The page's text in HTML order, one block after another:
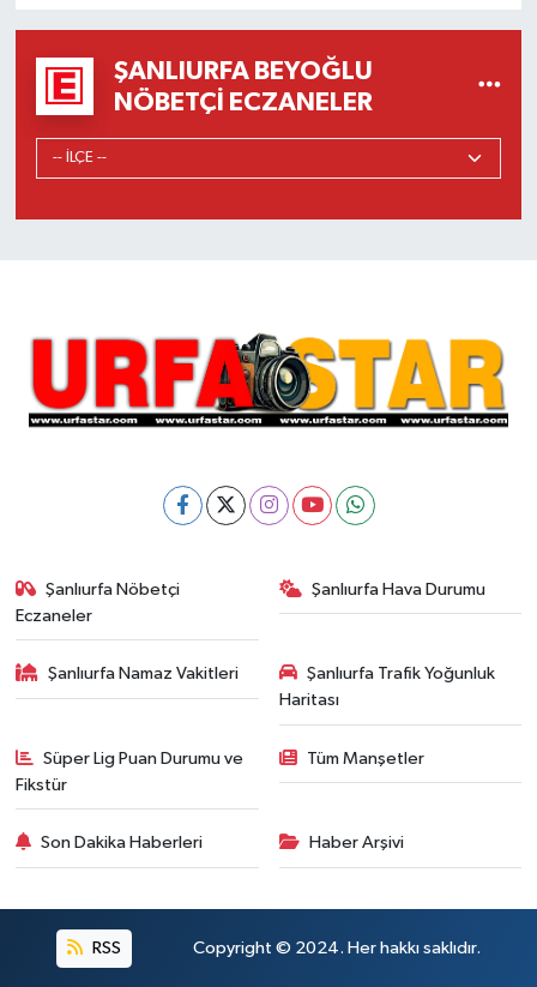
ŞANLIURFA BEYOĞLU
NÖBETÇI ECZANELER
Şanlıurfa Nöbetçi
Eczaneler
Şanlıurfa Hava Durumu
Şanlıurfa Namaz Vakitleri
Şanlıurfa Trafik Yoğunluk
Haritası
Süper Lig Puan Durumu ve
Fikstür
Tüm Manşetler
Son Dakika Haberleri Haber Arşivi
RSS Copyright © 2024. Her hakkı saklıdır.